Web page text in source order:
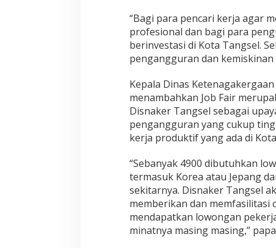
“Bagi para pencari kerja agar
profesional dan bagi para
berinvestasi di Kota Tangsel.
pengangguran dan kemiskinan
Kepala Dinas
menambahkan Job Fair
Disnaker Tangsel sebagai
pengangguran yang cukup
kerja produktif yang ada di
“Sebanyak 4900 dibutuhkan
termasuk Korea atau Jepang
sekitarnya. Disnaker Tangsel
memberikan dan memfasilitasi
mendapatkan lowongan
minatnya masing masing,”